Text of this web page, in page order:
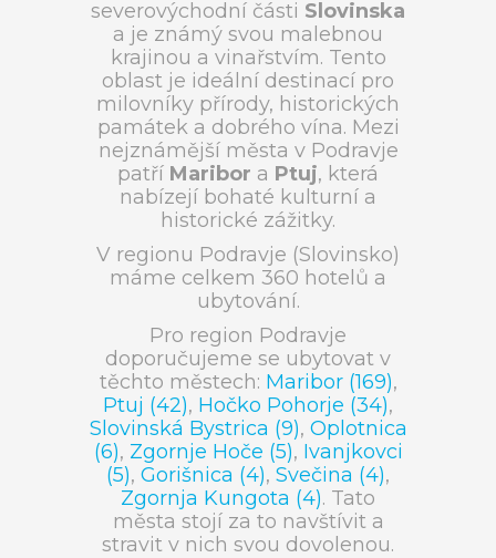
severovýchodní části Slovinska
a je známý svou malebnou
krajinou a vinařstvím. Tento
oblast je ideální destinací pro
milovníky přírody, historických
památek a dobrého vína. Mezi
nejznámější města v Podravje
patří Maribor a Ptuj, která
nabízejí bohaté kulturní a
historické zážitky.
V regionu Podravje (Slovinsko)
máme celkem 360 hotelů a
ubytování.
Pro region Podravje
doporučujeme se ubytovat v
těchto městech: Maribor (169),
Ptuj (42), Hočko Pohorje (34),
Slovinská Bystrica (9), Oplotnica
(6), Zgornje Hoče (5), Ivanjkovci
(5), Gorišnica (4), Svečina (4),
Zgornja Kungota (4). Tato
města stojí za to navštívit a
stravit v nich svou dovolenou.